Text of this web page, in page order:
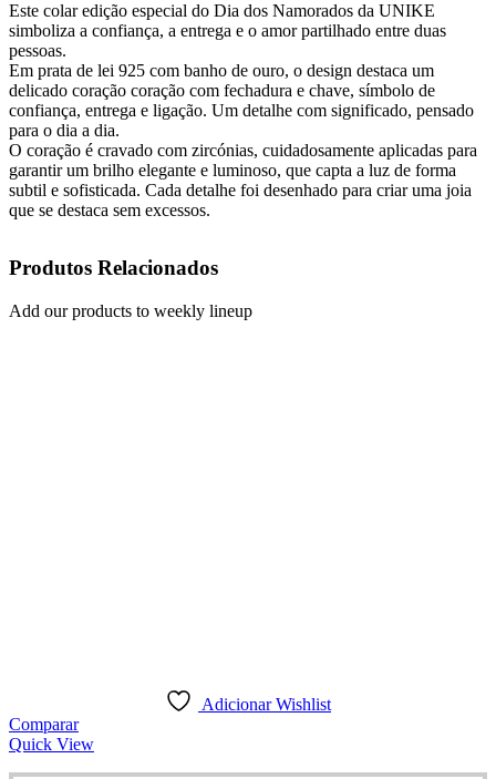
Este colar edição especial do Dia dos Namorados da UNIKE
simboliza a confiança, a entrega e o amor partilhado entre duas
pessoas.
Em prata de lei 925 com banho de ouro, o design destaca um
delicado coração coração com fechadura e chave, símbolo de
confiança, entrega e ligação. Um detalhe com significado, pensado
para o dia a dia.
O coração é cravado com zircónias, cuidadosamente aplicadas para
garantir um brilho elegante e luminoso, que capta a luz de forma
subtil e sofisticada. Cada detalhe foi desenhado para criar uma joia
que se destaca sem excessos.
Produtos Relacionados
Add our products to weekly lineup
Adicionar Wishlist
Comparar
Quick View